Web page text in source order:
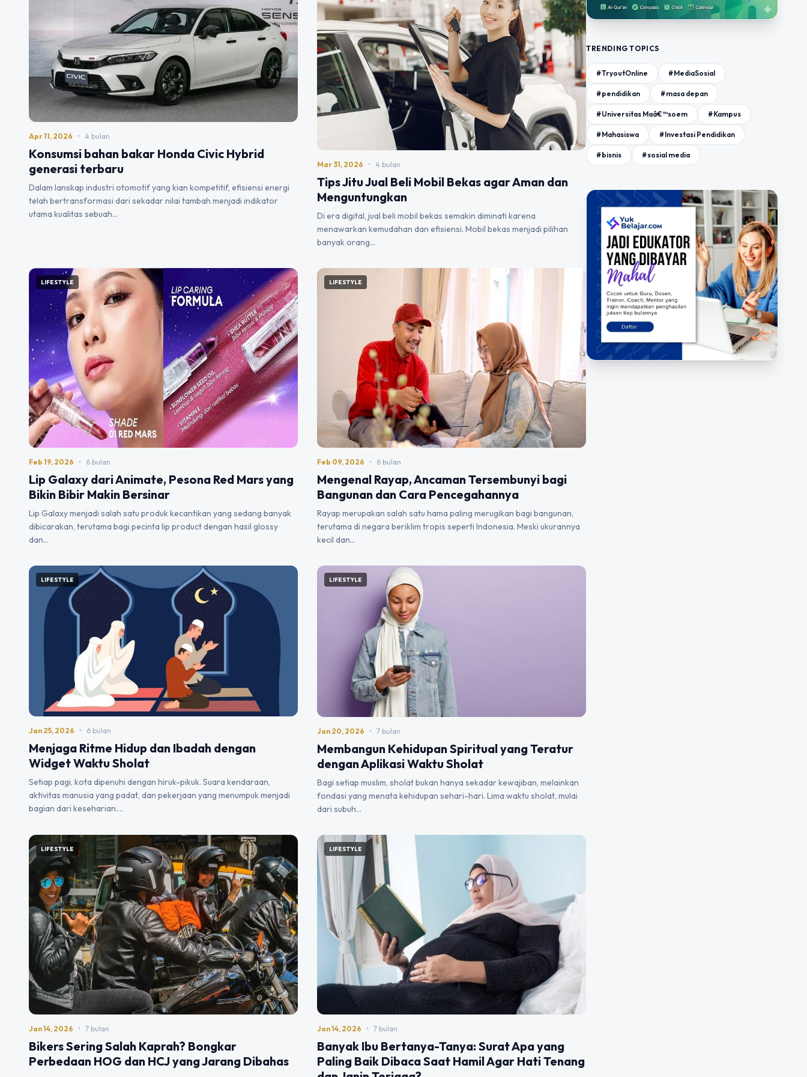
Apr 11, 2026 • 4 bulan
Konsumsi bahan bakar Honda Civic Hybrid
generasi terbaru
Dalam lanskap industri otomotif yang kian kompetitif, efisiensi energi
telah bertransformasi dari sekadar nilai tambah menjadi indikator
utama kualitas sebuah…
Mar 31, 2026 • 4 bulan
Tips Jitu Jual Beli Mobil Bekas agar Aman dan
Menguntungkan
Di era digital, jual beli mobil bekas semakin diminati karena
menawarkan kemudahan dan efisiensi. Mobil bekas menjadi pilihan
banyak orang…
LIFESTYLE
Feb 19, 2026 • 6 bulan
Lip Galaxy dari Animate, Pesona Red Mars yang
Bikin Bibir Makin Bersinar
Lip Galaxy menjadi salah satu produk kecantikan yang sedang banyak
dibicarakan, terutama bagi pecinta lip product dengan hasil glossy
dan…
LIFESTYLE
Feb 09, 2026 • 6 bulan
Mengenal Rayap, Ancaman Tersembunyi bagi
Bangunan dan Cara Pencegahannya
Rayap merupakan salah satu hama paling merugikan bagi bangunan,
terutama di negara beriklim tropis seperti Indonesia. Meski ukurannya
kecil dan…
LIFESTYLE
Jan 25, 2026 • 6 bulan
Menjaga Ritme Hidup dan Ibadah dengan
Widget Waktu Sholat
Setiap pagi, kota dipenuhi dengan hiruk-pikuk. Suara kendaraan,
aktivitas manusia yang padat, dan pekerjaan yang menumpuk menjadi
bagian dari keseharian.…
LIFESTYLE
Jan 20, 2026 • 7 bulan
Membangun Kehidupan Spiritual yang Teratur
dengan Aplikasi Waktu Sholat
Bagi setiap muslim, sholat bukan hanya sekadar kewajiban, melainkan
fondasi yang menata kehidupan sehari-hari. Lima waktu sholat, mulai
dari subuh…
LIFESTYLE
Jan 14, 2026 • 7 bulan
Bikers Sering Salah Kaprah? Bongkar
Perbedaan HOG dan HCJ yang Jarang Dibahas
LIFESTYLE
Jan 14, 2026 • 7 bulan
Banyak Ibu Bertanya-Tanya: Surat Apa yang
Paling Baik Dibaca Saat Hamil Agar Hati Tenang
TRENDING TOPICS
#TryoutOnline #MediaSosial
#pendidikan #masa depan
#Universitas Maâ€™soem #Kampus
#Mahasiswa #Investasi Pendidikan
#bisnis #sosial media